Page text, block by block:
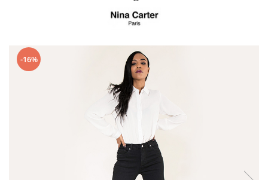
Incaltaminte
Cizme si botine
-16%